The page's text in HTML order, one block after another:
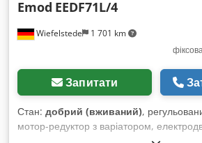
Wiefelstede 1 701 km
Emod EEDF71L/4
Запитати
Стан: добрий (вживаний),
мотор-редуктор з варіатором,